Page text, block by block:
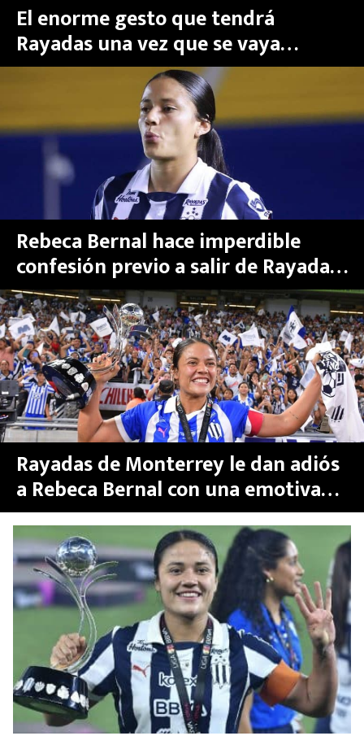
El enorme gesto que tendrá
Rayadas una vez que se vaya
Rebeca Bernal
Rebeca Bernal hace imperdible
confesión previo a salir de Rayadas
y de la Liga MX Femenil
Rayadas de Monterrey le dan adiós
a Rebeca Bernal con una emotiva
despedida y clásico ante Tigres
Femenil